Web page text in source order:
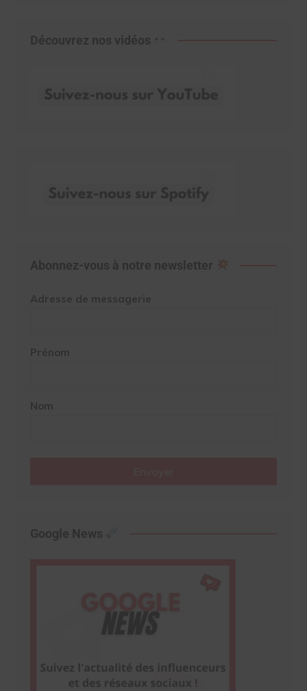
Découvrez nos vidéos
Abonnez-vous à notre newsletter
Adresse de messagerie
Prénom
Nom
Google News